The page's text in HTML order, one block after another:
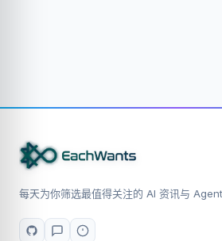
每天为你筛选最值得关注的 AI 资讯与